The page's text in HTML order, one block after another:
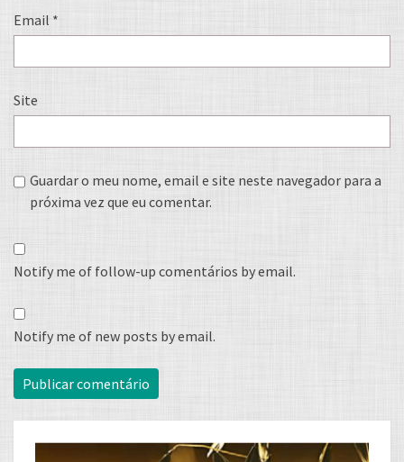
Email *
Site
Guardar o meu nome, email e site neste navegador para a
próxima vez que eu comentar.
Notify me of follow-up comentários by email.
Notify me of new posts by email.